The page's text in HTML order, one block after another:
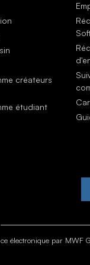
créateurs
étudiant
électronique par MWF